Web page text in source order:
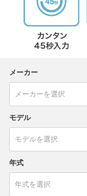
メーカー
モデル
年式